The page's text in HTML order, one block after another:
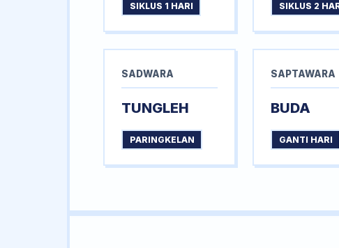
SIKLUS 1 HARI SIKLUS 2
SADWARA
TUNGLEH
PARINGKELAN
SAPTAWARA
BUDA
GANTI HARI